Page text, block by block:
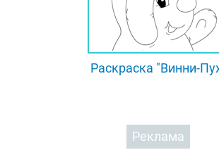
Раскраска "Винни-
Реклама